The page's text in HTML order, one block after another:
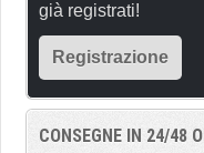
già registrati!
Registrazione
CONSEGNE IN 24/48